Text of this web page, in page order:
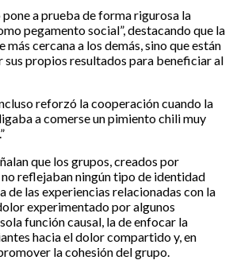
a prueba de forma rigurosa la
pegamento social”, destacando que la
más cercana a los demás, sino que están
sus propios resultados para beneficiar al
reforzó la cooperación cuando la
a comerse un pimiento chili muy
que los grupos, creados por
reflejaban ningún tipo de identidad
de las experiencias relacionadas con la
experimentado por algunos
función causal, la de enfocar la
hacia el dolor compartido y, en
la cohesión del grupo.